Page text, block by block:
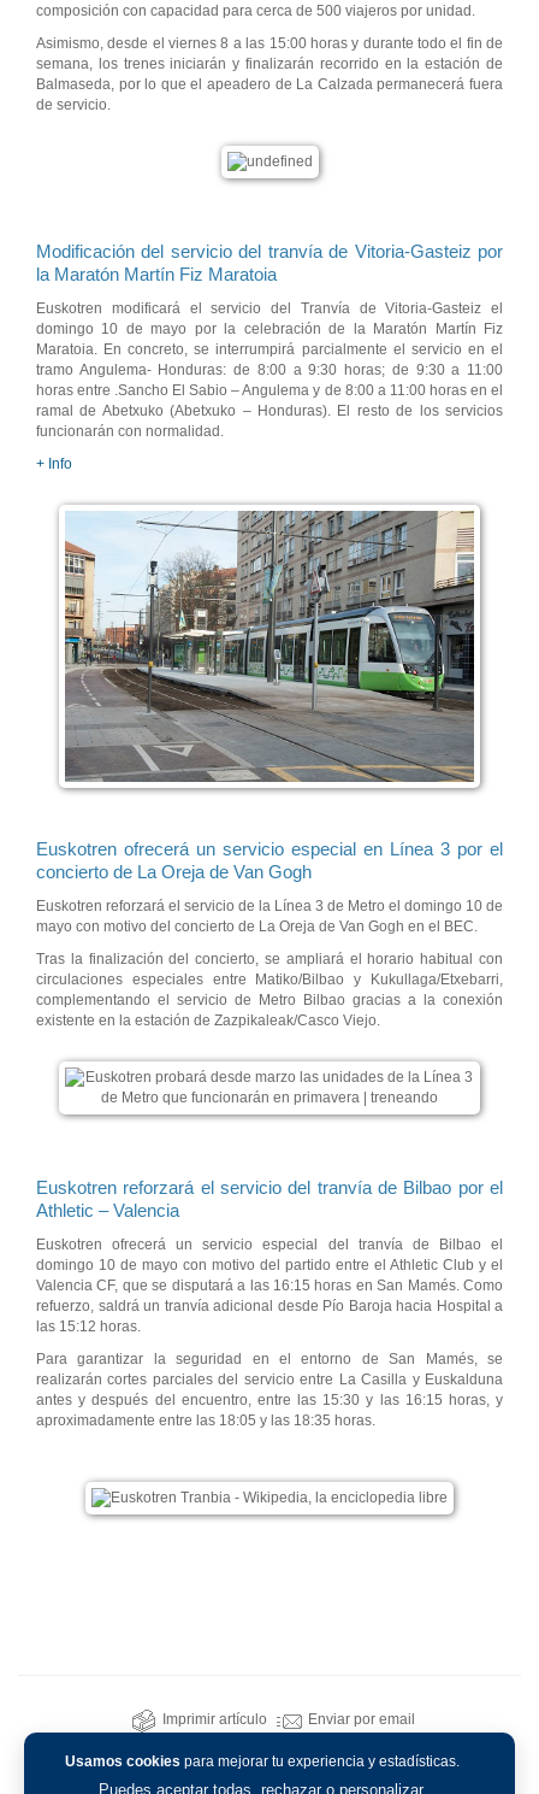
Usamos cookies para mejorar tu experiencia y estadísticas.
Puedes aceptar todas, rechazar o personalizar.
composición con capacidad para cerca de 500 viajeros por unidad.
Asimismo, desde el viernes 8 a las 15:00 horas y durante todo el fin de
semana, los trenes iniciarán y finalizarán recorrido en la estación de
Balmaseda, por lo que el apeadero de La Calzada permanecerá fuera
de servicio.
Modificación del servicio del tranvía de Vitoria-Gasteiz por
la Maratón Martín Fiz Maratoia
Euskotren modificará el servicio del Tranvía de Vitoria-Gasteiz el
domingo 10 de mayo por la celebración de la Maratón Martín Fiz
Maratoia. En concreto, se interrumpirá parcialmente el servicio en el
tramo Angulema- Honduras: de 8:00 a 9:30 horas; de 9:30 a 11:00
horas entre .Sancho El Sabio – Angulema y de 8:00 a 11:00 horas en el
ramal de Abetxuko (Abetxuko – Honduras). El resto de los servicios
funcionarán con normalidad.
+ Info
Euskotren ofrecerá un servicio especial en Línea 3 por el
concierto de La Oreja de Van Gogh
Euskotren reforzará el servicio de la Línea 3 de Metro el domingo 10 de
mayo con motivo del concierto de La Oreja de Van Gogh en el BEC.
Tras la finalización del concierto, se ampliará el horario habitual con
circulaciones especiales entre Matiko/Bilbao y Kukullaga/Etxebarri,
complementando el servicio de Metro Bilbao gracias a la conexión
existente en la estación de Zazpikaleak/Casco Viejo.
Euskotren reforzará el servicio del tranvía de Bilbao por el
Athletic – Valencia
Euskotren ofrecerá un servicio especial del tranvía de Bilbao el
domingo 10 de mayo con motivo del partido entre el Athletic Club y el
Valencia CF, que se disputará a las 16:15 horas en San Mamés. Como
refuerzo, saldrá un tranvía adicional desde Pío Baroja hacia Hospital a
las 15:12 horas.
Para garantizar la seguridad en el entorno de San Mamés, se
realizarán cortes parciales del servicio entre La Casilla y Euskalduna
antes y después del encuentro, entre las 15:30 y las 16:15 horas, y
aproximadamente entre las 18:05 y las 18:35 horas.
Imprimir artículo Enviar por email